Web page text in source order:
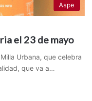
Aspe
el 23 de mayo
Urbana, que celebra
que va a…